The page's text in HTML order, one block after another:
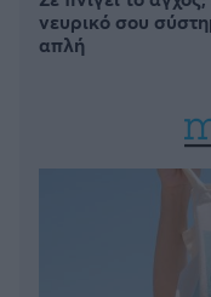
νευρικό σου
απλή